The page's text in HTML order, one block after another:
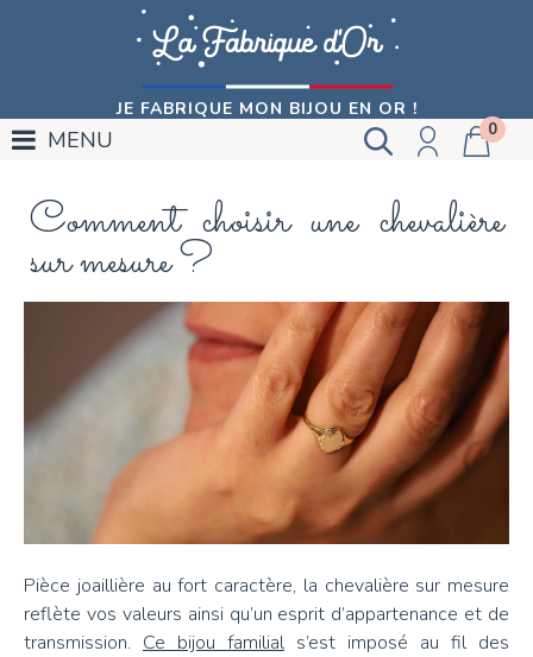
JE FABRIQUE MON BIJOU EN OR !
0
MENU
Comment choisir une chevalière
sur mesure ?
Pièce joaillière au fort caractère, la chevalière sur mesure
reflète vos valeurs ainsi qu’un esprit d’appartenance et de
transmission. Ce bijou familials’est imposé au fil des